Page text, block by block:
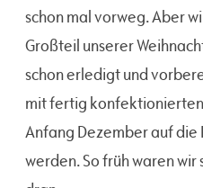
schon mal vorweg. Aber
Großteil unserer
schon erledigt und
mit fertig
Anfang Dezember auf die
werden. So früh waren